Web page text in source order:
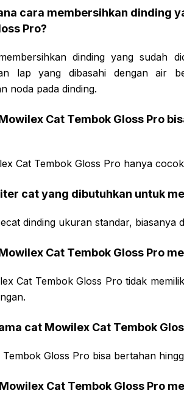
cara membersihkan dinding
Pro?
dinding yang sudah
lap yang dibasahi dengan air
noda pada dinding.
Cat Tembok Gloss Pro
Cat Tembok Gloss Pro hanya
cat yang dibutuhkan untuk
dinding ukuran standar, biasanya
Cat Tembok Gloss Pro
Cat Tembok Gloss Pro tidak
cat Mowilex Cat Tembok
Tembok Gloss Pro bisa bertahan
Cat Tembok Gloss Pro